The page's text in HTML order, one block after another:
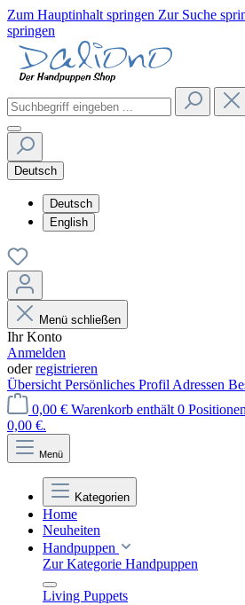
Zum Hauptinhalt springen Zur Suche
springen
Deutsch
Deutsch
English
Menü schließen
Ihr Konto
Anmelden
oderregistrieren
Übersicht Persönliches Profil Adressen
0,00 € Warenkorb enthält 0
0,00 €.
Menü
Kategorien
Home
Neuheiten
Handpuppen
Zur Kategorie Handpuppen
Living Puppets